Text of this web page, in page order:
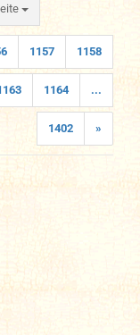
1157 1158
1164 ...
1402 »